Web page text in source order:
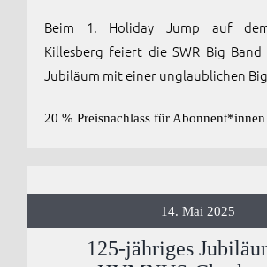
Beim 1. Holiday Jump auf
Killesberg feiert die SWR Big
Jubiläum mit einer unglaublichen
20 % Preisnachlass für Abonnent*innen
14. Mai 2025
125-jähriges